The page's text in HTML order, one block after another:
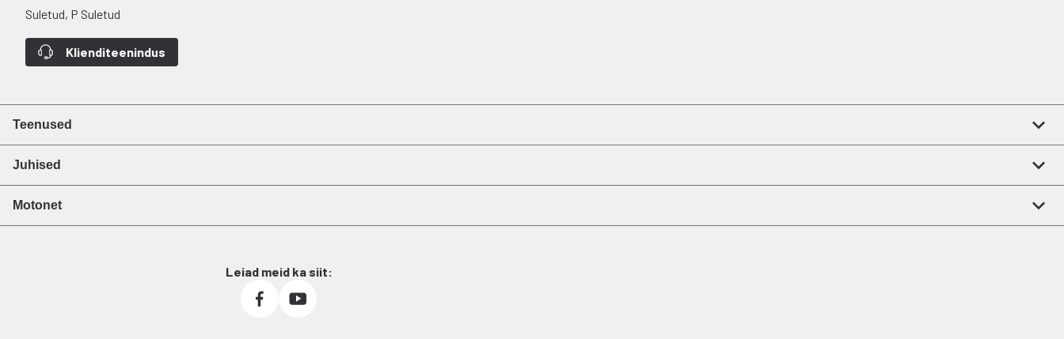
Suletud, P Suletud
Klienditeenindus
Teenused
Juhised
Motonet
Leiad meid ka siit: